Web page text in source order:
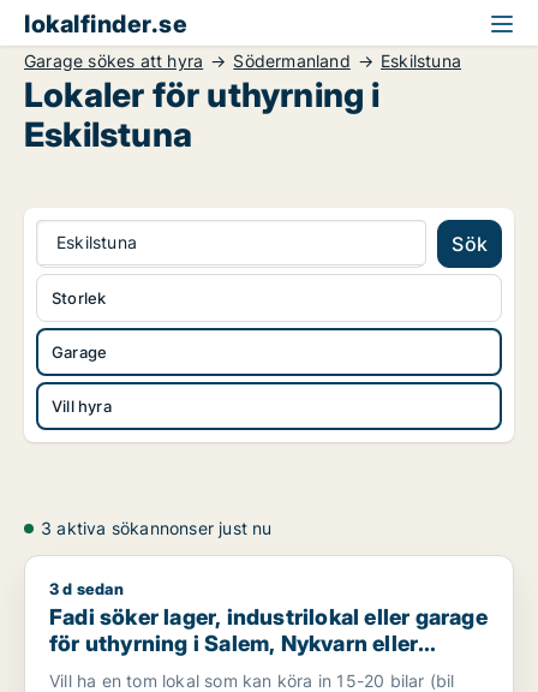
lokalfinder.se
Garage sökes att hyra Södermanland Eskilstuna
Lokaler för uthyrning i
Eskilstuna
Eskilstuna Sök
Garage
Vill hyra
Storlek
3 aktiva sökannonser just nu
Fadi söker lager, industrilokal eller garage för uthyrning i
3 d sedan
Fadi söker lager, industrilokal eller garage
för uthyrning i Salem, Nykvarn eller
Södertälje m.fl.
Vill ha en tom lokal som kan köra in 15-20 bilar (bil